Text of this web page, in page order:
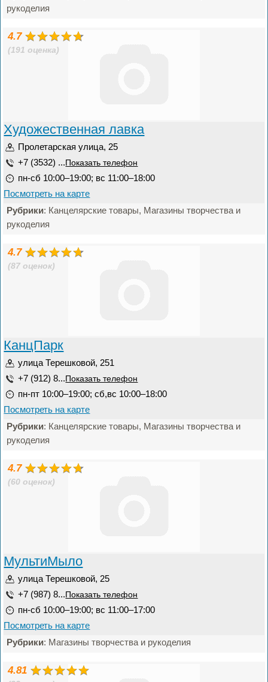
рукоделия
4.7
(191 оценка)
Художественная лавка
Пролетарская улица, 25
+7 (3532) ... Показать телефон
пн-сб 10:00–19:00; вс 11:00–18:00
Посмотреть на карте
Рубрики: Канцелярские товары, Магазины творчества и
рукоделия
4.7
(87 оценок)
КанцПарк
улица Терешковой, 251
+7 (912) 8... Показать телефон
пн-пт 10:00–19:00; сб,вс 10:00–18:00
Посмотреть на карте
Рубрики: Канцелярские товары, Магазины творчества и
рукоделия
4.7
(60 оценок)
МультиМыло
улица Терешковой, 25
+7 (987) 8... Показать телефон
пн-сб 10:00–19:00; вс 11:00–17:00
Посмотреть на карте
Рубрики: Магазины творчества и рукоделия
4.81